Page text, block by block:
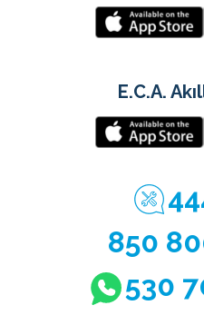
E.C.A.
850
530